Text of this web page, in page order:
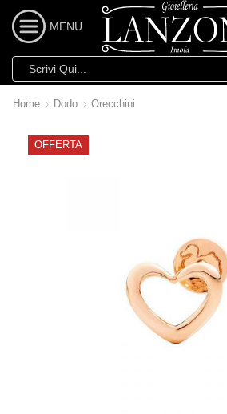
MENU
Home Dodo Orecchini
OFFERTA